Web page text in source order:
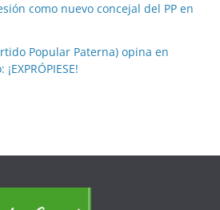
como nuevo concejal del PP en
Popular Paterna) opina en